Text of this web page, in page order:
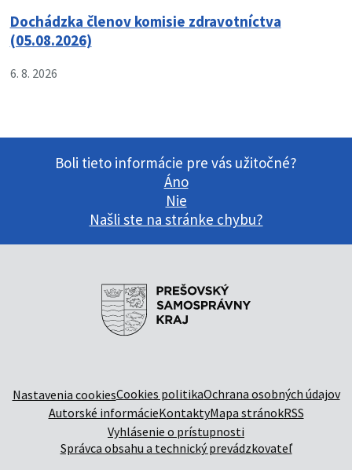
Dochádzka členov komisie zdravotníctva
(05.08.2026)
6. 8. 2026
Boli tieto informácie pre vás užitočné?
Áno
Nie
Našli ste na stránke chybu?
Nastavenia cookiesCookies politikaOchrana osobných údajov
Autorské informácieKontaktyMapa stránokRSS
Vyhlásenie o prístupnosti
Správca obsahu a technický prevádzkovateľ